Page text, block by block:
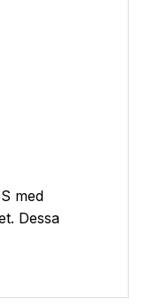
med
Dessa